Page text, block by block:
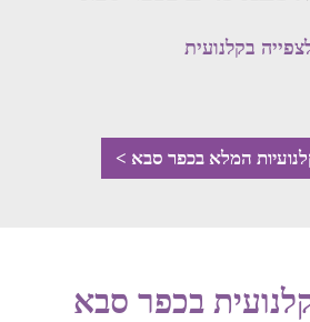
בקלנועית
המלא בכפר סבא >
בכפר סבא